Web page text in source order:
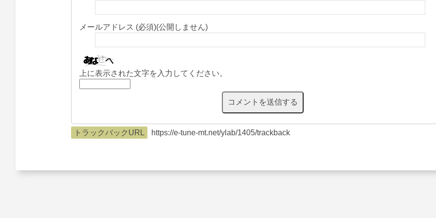
メールアドレス (必須)(公開しません)
上に表示された文字を入力してください。
トラックバックURL https://e-tune-mt.net/ylab/1405/trackback